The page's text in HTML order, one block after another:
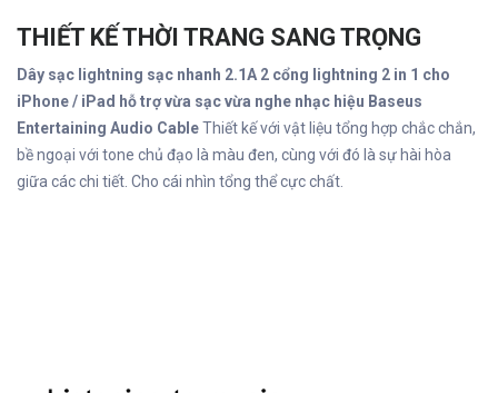
THIẾT KẾ THỜI TRANG SANG TRỌNG
Dây sạc lightning sạc nhanh 2.1A 2 cổng lightning 2 in 1 cho
iPhone / iPad hỗ trợ vừa sạc vừa nghe nhạc hiệu Baseus
Entertaining Audio CableThiết kế với vật liệu tổng hợp chắc chắn,
bề ngoại với tone chủ đạo là màu đen, cùng với đó là sự hài hòa
giữa các chi tiết. Cho cái nhìn tổng thể cực chất.